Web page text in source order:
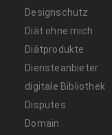
Designschutz
Diät ohne mich
Diätprodukte
Diensteanbieter
digitale Bibliothek
Disputes
Domain